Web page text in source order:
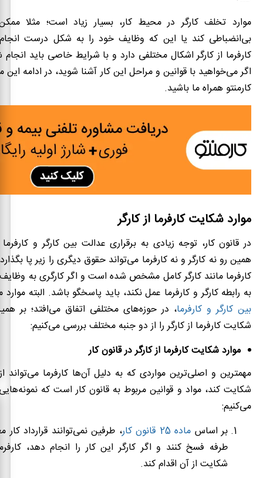
موارد تخلف کارگر در محیط کار، بسیار زیاد است؛ مثلا
بی‌انضباطی کند یا این که وظایف خود را به شکل درست
کارفرما از کارگر اشکال مختلفی دارد و با شرایط خاصی باید
اگر می‌خواهید با قوانین و مراحل این کار آشنا شوید، در ادامه
کارمنتو همراه ما باشید.
موارد شکایت کارفرما از کارگر
در قانون کار، توجه زیادی به برقراری عدالت بین کارگر و
همین رو نه کارگر و نه کارفرما می‌تواند حقوق دیگری را زیر پا
کارفرما مانند کارگر کامل مشخص شده است و اگر کارگری به
به رابطه کارگر و کارفرما عمل نکند، باید پاسخگو باشد. البته
بین کارگر و کارفرما، در حوزه‌‌های مختلفی اتفاق می‌افتد؛ بر
شکایت کارفرما از کارگر را از دو جنبه مختلف بررسی می‌کنیم:
موارد شکایت کارفرما از کارگر در قانون کار
مهمترین و اصلی‌ترین مواردی که به دلیل آن‌ها کارفرما می‌تواند
شکایت کند، مواد و قوانین مربوط به قانون کار است که
می‌کنیم:
بر اساس ماده 25 قانون کار
، طرفین نمی‌توانند قرارداد
طرفه فسخ کنند و اگر کارگر این کار را انجام دهد،
شکایت از آن اقدام کند.